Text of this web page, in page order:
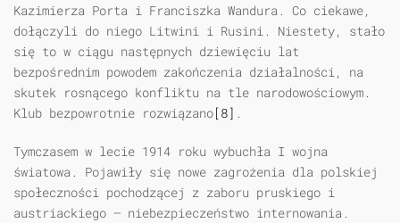
Kazimierza Porta i Franciszka Wandura. Co ciekawe,
dołączyli do niego Litwini i Rusini. Niestety, stało
się to w ciągu następnych dziewięciu lat
bezpośrednim powodem zakończenia działalności, na
skutek rosnącego konfliktu na tle narodowościowym.
Klub bezpowrotnie rozwiązano[8] .
Tymczasem w lecie 1914 roku wybuchła I wojna
światowa. Pojawiły się nowe zagrożenia dla polskiej
społeczności pochodzącej z zaboru pruskiego i
austriackiego — niebezpieczeństwo internowania.